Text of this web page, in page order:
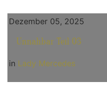
Dezember 05, 2025
Unnahbar Teil 03
in Lady Mercedes